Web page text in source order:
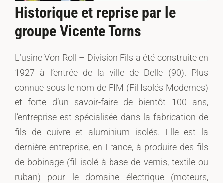
Historique et reprise par le
groupe Vicente Torns
L’usine Von Roll – Division Fils a été construite en
1927 à l’entrée de la ville de Delle (90). Plus
connue sous le nom de FIM (Fil Isolés Modernes)
et forte d’un savoir-faire de bientôt 100 ans,
l’entreprise est spécialisée dans la fabrication de
fils de cuivre et aluminium isolés. Elle est la
dernière entreprise, en France, à produire des fils
de bobinage (fil isolé à base de vernis, textile ou
ruban) pour le domaine électrique (moteurs,